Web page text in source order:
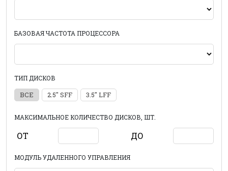
БАЗОВАЯ ЧАСТОТА ПРОЦЕССОРА
ТИП ДИСКОВ
ВСЕ 2.5" SFF 3.5" LFF
МАКСИМАЛЬНОЕ КОЛИЧЕСТВО ДИСКОВ, ШТ.
ОТ ДО
МОДУЛЬ УДАЛЕННОГО УПРАВЛЕНИЯ